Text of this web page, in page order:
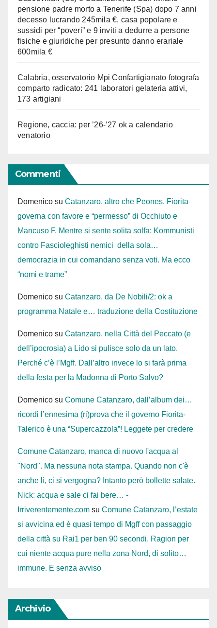
pensione padre morto a Tenerife (Spa) dopo 7 anni
decesso lucrando 245mila €, casa popolare e
sussidi per “poveri” e 9 inviti a dedurre a persone
fisiche e giuridiche per presunto danno erariale
600mila €
Calabria, osservatorio Mpi Confartigianato fotografa
comparto radicato: 241 laboratori gelateria attivi,
173 artigiani
Regione, caccia: per ’26-’27 ok a calendario
venatorio
Commenti
Domenico su Catanzaro, altro che Peones. Fiorita
governa con favore e “permesso” di Occhiuto e
Mancuso F. Mentre si sente solita solfa: Kommunisti
contro Fascioleghisti nemici della sola…
democrazia in cui comandano senza voti. Ma ecco
“nomi e trame”
Domenico su Catanzaro, da De Nobili/2: ok a
programma Natale e… traduzione della Costituzione
Domenico su Catanzaro, nella Città del Peccato (e
dell’ipocrosia) a Lido si pulisce solo da un lato.
Perché c’è l’Mgff. Dall’altro invece lo si farà prima
della festa per la Madonna di Porto Salvo?
Domenico su Comune Catanzaro, dall’album dei…
ricordi l’ennesima (ri)prova che il governo Fiorita-
Talerico è una “Supercazzola”! Leggete per credere
Comune Catanzaro, manca di nuovo l'acqua al
"Nord". Ma nessuna nota stampa. Quando non c'è
anche lì, ci si vergogna? Intanto però bollette salate.
Nick: acqua e sale ci fai bere… -
Irriverentemente.com su Comune Catanzaro, l’estate
si avvicina ed è quasi tempo di Mgff con passaggio
della città su Rai1 per ben 90 secondi. Ragion per
cui niente acqua pure nella zona Nord, di solito…
immune. E senza avviso
Archivio